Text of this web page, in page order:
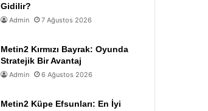
Gidilir?
Admin 7 Ağustos 2026
Metin2 Kırmızı Bayrak: Oyunda
Stratejik Bir Avantaj
Admin 6 Ağustos 2026
Metin2 Küpe Efsunları: En İyi